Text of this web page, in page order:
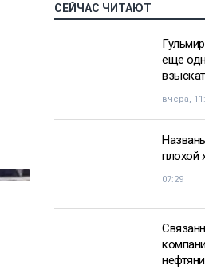
СЕЙЧАС ЧИТАЮТ
еще
вчера,
плохой
07:29